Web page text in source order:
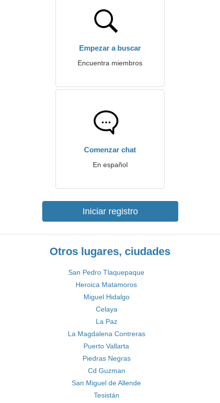
Empezar a buscar
Encuentra miembros
Comenzar chat
En español
Iniciar registro
Otros lugares, ciudades
San Pedro Tlaquepaque
Heroica Matamoros
Miguel Hidalgo
Celaya
La Paz
La Magdalena Contreras
Puerto Vallarta
Piedras Negras
Cd Guzman
San Miguel de Allende
Tesistán